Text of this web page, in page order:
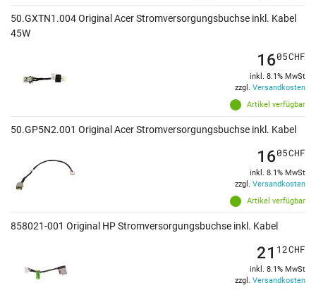
50.GXTN1.004 Original Acer Stromversorgungsbuchse inkl. Kabel
45W
Artikel verfügbar
1605CHF
inkl. 8.1% MwSt
zzgl. Versandkosten
50.GP5N2.001 Original Acer Stromversorgungsbuchse inkl. Kabel
Artikel verfügbar
1605CHF
inkl. 8.1% MwSt
zzgl. Versandkosten
858021-001 Original HP Stromversorgungsbuchse inkl. Kabel
21 12CHF
inkl. 8.1% MwSt
zzgl. Versandkosten